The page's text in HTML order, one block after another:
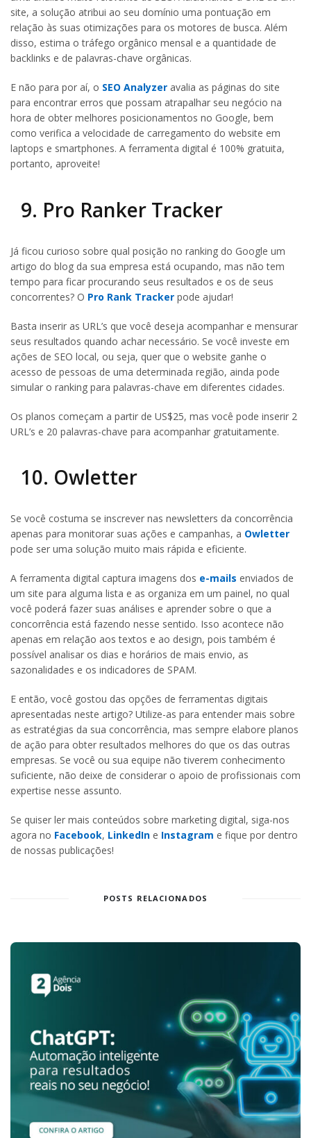
site, a solução atribui ao seu domínio uma pontuação em
relação às suas otimizações para os motores de busca. Além
disso, estima o tráfego orgânico mensal e a quantidade de
backlinks e de palavras-chave orgânicas.
E não para por aí, o SEO Analyzer avalia as páginas do site
para encontrar erros que possam atrapalhar seu negócio na
hora de obter melhores posicionamentos no Google, bem
como verifica a velocidade de carregamento do website em
laptops e smartphones. A ferramenta digital é 100% gratuita,
portanto, aproveite!
9. Pro Ranker Tracker
Já ficou curioso sobre qual posição no ranking do Google um
artigo do blog da sua empresa está ocupando, mas não tem
tempo para ficar procurando seus resultados e os de seus
concorrentes? O Pro Rank Tracker pode ajudar!
Basta inserir as URL’s que você deseja acompanhar e mensurar
seus resultados quando achar necessário. Se você investe em
ações de SEO local, ou seja, quer que o website ganhe o
acesso de pessoas de uma determinada região, ainda pode
simular o ranking para palavras-chave em diferentes cidades.
Os planos começam a partir de US$25, mas você pode inserir 2
URL’s e 20 palavras-chave para acompanhar gratuitamente.
10. Owletter
Se você costuma se inscrever nas newsletters da concorrência
apenas para monitorar suas ações e campanhas, a Owletter
pode ser uma solução muito mais rápida e eficiente.
A ferramenta digital captura imagens dos e-mails enviados de
um site para alguma lista e as organiza em um painel, no qual
você poderá fazer suas análises e aprender sobre o que a
concorrência está fazendo nesse sentido. Isso acontece não
apenas em relação aos textos e ao design, pois também é
possível analisar os dias e horários de mais envio, as
sazonalidades e os indicadores de SPAM.
E então, você gostou das opções de ferramentas digitais
apresentadas neste artigo? Utilize-as para entender mais sobre
as estratégias da sua concorrência, mas sempre elabore planos
de ação para obter resultados melhores do que os das outras
empresas. Se você ou sua equipe não tiverem conhecimento
suficiente, não deixe de considerar o apoio de profissionais com
expertise nesse assunto.
Se quiser ler mais conteúdos sobre marketing digital, siga-nos
agora no Facebook, LinkedIn e Instagram e fique por dentro
de nossas publicações!
POSTS RELACIONADOS